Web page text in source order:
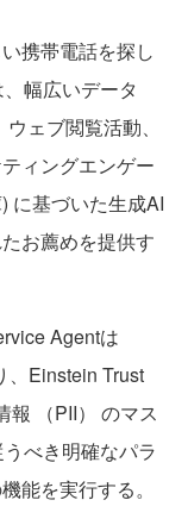
携帯電話を探し
幅広いデータ
ェブ閲覧活動、
ィングエンゲー
に基づいた生成AI
お薦めを提供す
Agentは
、Einstein Trust
報 （PII） のマス
べき明確なパラ
能を実行する。